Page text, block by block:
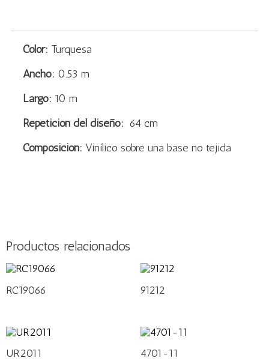
Color: Turquesa
Ancho: 0.53 m
Largo: 10 m
Repetición del diseño: 64 cm
Composición: Vinílico sobre una base no tejida
Productos relacionados
RC19066 91212
UR2011 4701-11